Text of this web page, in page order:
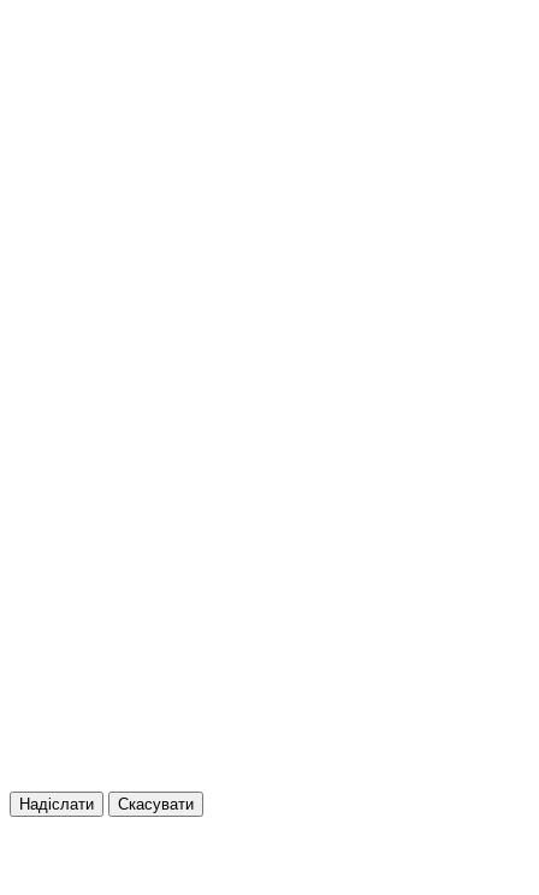
Надіслати Скасувати